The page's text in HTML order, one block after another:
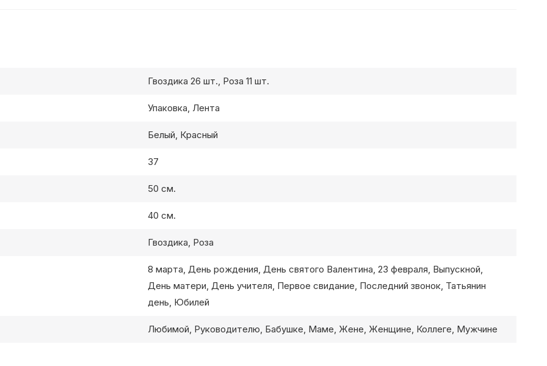
Гвоздика 26 шт., Роза 11 шт.
Упаковка, Лента
Белый, Красный
37
50 см.
40 см.
Гвоздика, Роза
8 марта, День рождения, День святого Валентина, 23 февраля, Выпускной,
День матери, День учителя, Первое свидание, Последний звонок, Татьянин
день, Юбилей
Любимой, Руководителю, Бабушке, Маме, Жене, Женщине, Коллеге, Мужчине